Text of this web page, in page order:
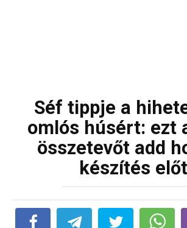
Séf tippje a
omlós húsért: ezt
összetevőt add
készítés